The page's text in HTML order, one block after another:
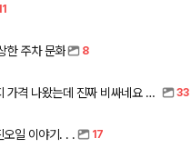
한 주차 문화 8
아반떼 풀체인지 가격 나왔는데 진짜 비싸네요 ㅎㅎ 33
오일 이야기. . . 17